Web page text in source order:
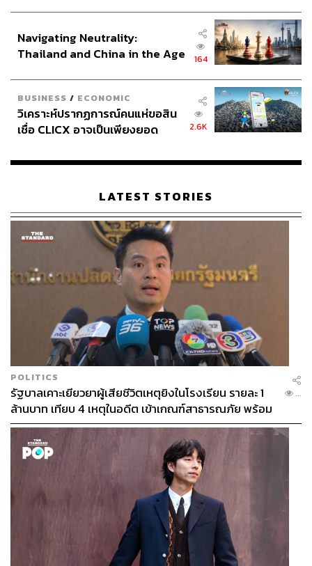
Navigating Neutrality:
Thailand and China in the Age
164
BUSINESS / ECONOMIC
วิเคราะห์ปรากฏการณ์คนแห่ขอสิน
เชื่อ CLICX อาจเป็นเพียงยอด
เรือนไทยที่ถูกซุกไว้
2.6K
LATEST STORIES
POLITICS
รัฐบาลเคาะเยียวยาผู้เสียชีวิตเหตุยิงในโรงเรียน รายละ 1
ล้านบาท เทียบ 4 เหตุในอดีต เข้าเกณฑ์สาธารณภัย พร้อม
เร่งจ่ายโดยเร็ว
...